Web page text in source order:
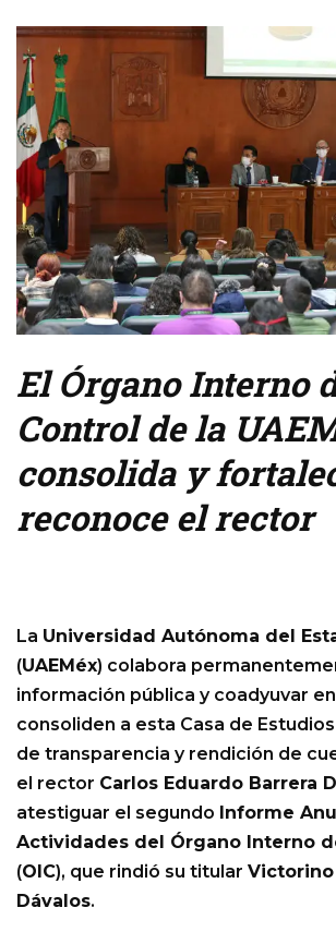
El Órgano Interno
Control de la
consolida y
reconoce el rector
La Universidad Autónoma del
(UAEMéx) colabora
información pública y coadyuvar
consoliden a esta Casa de
de transparencia y rendición de
el rector Carlos Eduardo Barrera
atestiguar el segundo Informe
Actividades del Órgano Interno
(OIC), que rindió su titular
Dávalos.